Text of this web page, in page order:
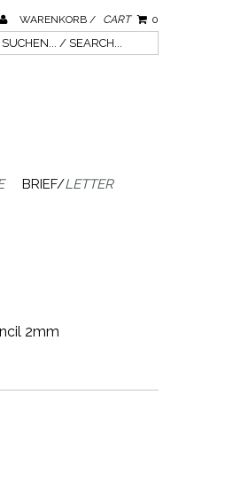
WARENKORB / CART 0
BRIEF/LETTER
2mm